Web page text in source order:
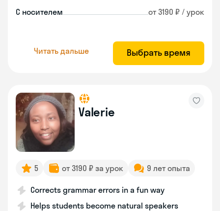
С носителем от 3190 ₽ / урок
Читать дальше Выбрать время
Valerie
5 от 3190 ₽ за урок 9 лет опыта
Corrects grammar errors in a fun way
Helps students become natural speakers